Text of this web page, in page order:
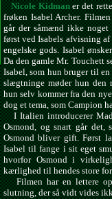
Nicole Kidmaner det
frøken Isabel Archer.
går der såmænd ikke
først ved Isabels afvisning
engelske gods. Isabel
Da den gamle Mr. Touchett
Isabel, som hun bruger til
slægtninge møder hun den
hun selv kommer fra den
dog et tema, som Campion
I Italien introducerer
Osmond, og snart går det,
Osmond bliver gift. Først
Isabel til fange i sit eget
hvorfor Osmond i
kærlighed til hendes store
Filmen har en lettere
slutning, der så vidt vides